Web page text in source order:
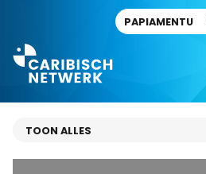
PAPIAMENTU